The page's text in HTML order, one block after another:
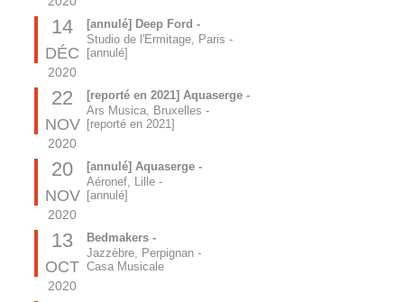
14
DÉC
2020
[annulé] Deep Ford -
Studio de l'Ermitage, Paris -
[annulé]
22
NOV
2020
[reporté en 2021] Aquaserge -
Ars Musica, Bruxelles -
[reporté en 2021]
20
NOV
2020
[annulé] Aquaserge -
Aéronef, Lille -
[annulé]
13
OCT
2020
Bedmakers -
Jazzèbre, Perpignan -
Casa Musicale